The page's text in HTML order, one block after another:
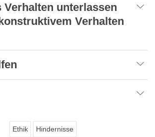
Verhalten unterlassen
Verhalten
Ethik Hindernisse